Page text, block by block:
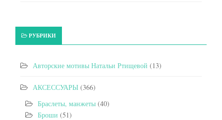
РУБРИКИ
Авторские мотивы Натальи Ртищевой (13)
АКСЕССУАРЫ (366)
Браслеты, манжеты (40)
Броши (51)